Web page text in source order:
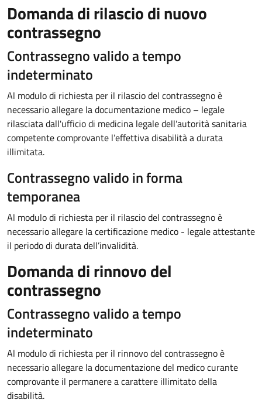
Domanda di rilascio di nuovo
contrassegno
Contrassegno valido a tempo
indeterminato
Al modulo di richiesta per il rilascio del contrassegno è
necessario allegare la documentazione medico – legale
rilasciata dall'ufficio di medicina legale dell'autorità sanitaria
competente comprovante l’effettiva disabilità a durata
illimitata.
Contrassegno valido in forma
temporanea
Al modulo di richiesta per il rilascio del contrassegno è
necessario allegare la certificazione medico - legale attestante
il periodo di durata dell’invalidità.
Domanda di rinnovo del
contrassegno
Contrassegno valido a tempo
indeterminato
Al modulo di richiesta per il rinnovo del contrassegno è
necessario allegare la documentazione del medico curante
comprovante il permanere a carattere illimitato della
disabilità.